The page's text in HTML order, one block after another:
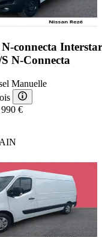
connecta
N-Connecta
Manuelle
990 €